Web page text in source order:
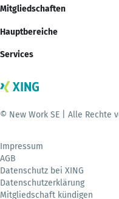
Mitgliedschaften
Hauptbereiche
Services
© New Work SE | Alle Rechte
Impressum
AGB
Datenschutz bei XING
Datenschutzerklärung
Mitgliedschaft kündigen